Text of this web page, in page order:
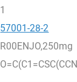
1
57001-28-2
R00ENJO,250mg